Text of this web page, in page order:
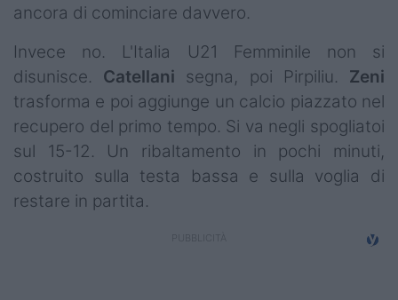
ancora di cominciare davvero.
Invece no. L'Italia U21 Femminile non si
disunisce. Catellani segna, poi Pirpiliu. Zeni
trasforma e poi aggiunge un calcio piazzato nel
recupero del primo tempo. Si va negli spogliatoi
sul 15-12. Un ribaltamento in pochi minuti,
costruito sulla testa bassa e sulla voglia di
restare in partita.